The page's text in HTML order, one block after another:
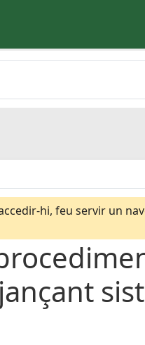
hi, feu servir un